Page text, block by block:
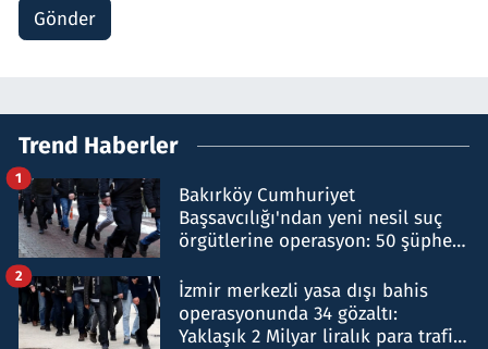
Gönder
Trend Haberler
Bakırköy Cumhuriyet
Başsavcılığı'ndan yeni nesil suç
örgütlerine operasyon: 50 şüpheli
1
İzmir merkezli yasa dışı bahis
operasyonunda 34 gözaltı:
Yaklaşık 2 Milyar liralık para trafiği
2